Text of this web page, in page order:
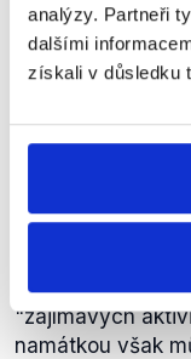
analýzy. Partneři
dalšími
získali v důsledku
mandátů
případě ČSSDby
případěKDU-ČSL
PRAVDA
Pavel Šternbyl
služby v
Druhá část
byl
manifestu
"zajímavých
namátkou však